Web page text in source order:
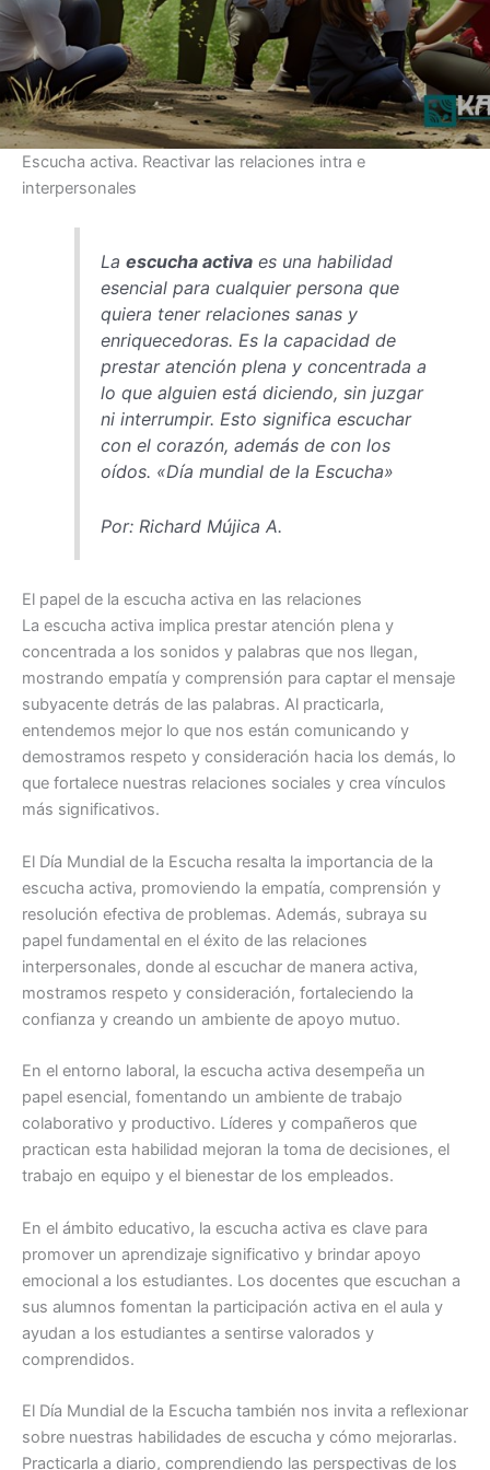
Escucha activa. Reactivar las relaciones intra e
interpersonales
Laescucha activa es una habilidad
esencial para cualquier persona que
quiera tener relaciones sanas y
enriquecedoras. Es la capacidad de
prestar atención plena y concentrada a
lo que alguien está diciendo, sin juzgar
ni interrumpir. Esto significa escuchar
con el corazón, además de con los
oídos. «Día mundial de la Escucha»
Por: Richard Mújica A.
El papel de la escucha activa en las relaciones
La escucha activa implica prestar atención plena y
concentrada a los sonidos y palabras que nos llegan,
mostrando empatía y comprensión para captar el mensaje
subyacente detrás de las palabras. Al practicarla,
entendemos mejor lo que nos están comunicando y
demostramos respeto y consideración hacia los demás, lo
que fortalece nuestras relaciones sociales y crea vínculos
más significativos.
El Día Mundial de la Escucha resalta la importancia de la
escucha activa, promoviendo la empatía, comprensión y
resolución efectiva de problemas. Además, subraya su
papel fundamental en el éxito de las relaciones
interpersonales, donde al escuchar de manera activa,
mostramos respeto y consideración, fortaleciendo la
confianza y creando un ambiente de apoyo mutuo.
En el entorno laboral, la escucha activa desempeña un
papel esencial, fomentando un ambiente de trabajo
colaborativo y productivo. Líderes y compañeros que
practican esta habilidad mejoran la toma de decisiones, el
trabajo en equipo y el bienestar de los empleados.
En el ámbito educativo, la escucha activa es clave para
promover un aprendizaje significativo y brindar apoyo
emocional a los estudiantes. Los docentes que escuchan a
sus alumnos fomentan la participación activa en el aula y
ayudan a los estudiantes a sentirse valorados y
comprendidos.
El Día Mundial de la Escucha también nos invita a reflexionar
sobre nuestras habilidades de escucha y cómo mejorarlas.
Practicarla a diario, comprendiendo las perspectivas de los